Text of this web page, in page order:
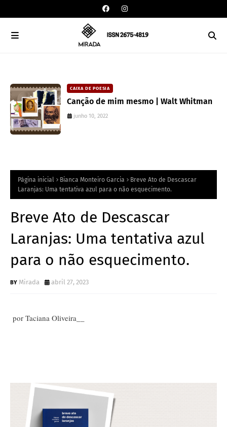
CAIXA DE POESIA
Canção de mim mesmo | Walt Whitman
junho 10, 2022
Página inicial Bianca Monteiro Garcia
Breve Ato de Descascar
Laranjas: Uma tentativa azul para o não esquecimento.
Breve Ato de Descascar
Laranjas: Uma tentativa azul
para o não esquecimento.
Mirada abril 27, 2023
por Taciana Oliveira__